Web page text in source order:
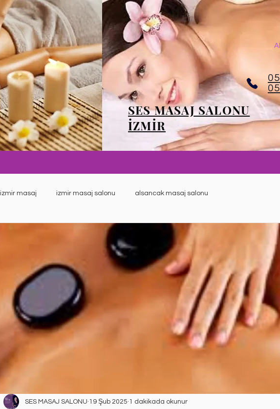
SES MASAJ SALONU
İZMİR
izmir masaj izmir masaj salonu alsancak masaj salonu
SES MASAJ SALONU 19 Şub 2025 1 dakikada okunur